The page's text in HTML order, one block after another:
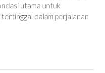
utama untuk
dalam perjalanan